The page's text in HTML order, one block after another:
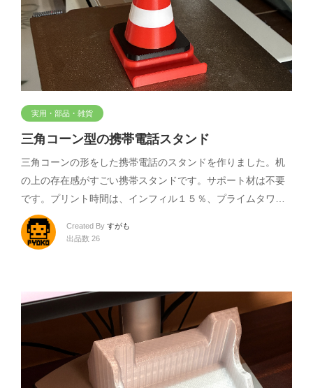
実用・部品・雑貨
三角コーン型の携帯電話スタンド
三角コーンの形をした携帯電話のスタンドを作りました。机
の上の存在感がすごい携帯スタンドです。サポート材は不要
です。プリント時間は、インフィル１５％、プライムタワ…
Created By すがも
出品数 26